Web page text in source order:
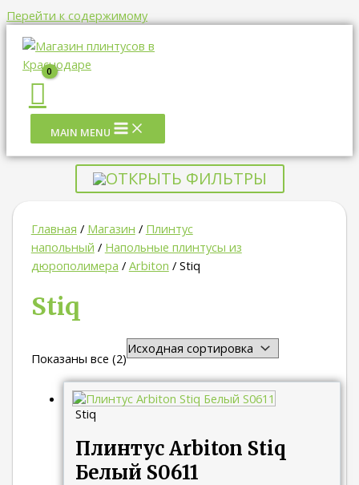
Перейти к содержимому
MAIN MENU
Главная / Магазин / Плинтус
напольный / Напольные плинтусы из
дюрополимера / Arbiton / Stiq
Stiq
Показаны все (2)
Stiq
Плинтус Arbiton Stiq
Белый S0611
ОТКРЫТЬ ФИЛЬТРЫ